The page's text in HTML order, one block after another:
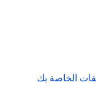
الخاصة بك